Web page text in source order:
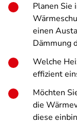
Planen Sie
einen
Dämmung
Welche
effizient
Möchten
die
diese